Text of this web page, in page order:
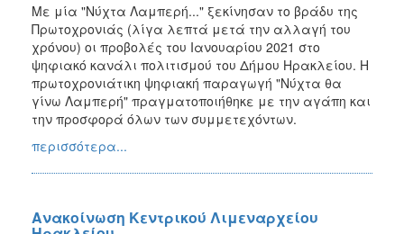
Με μία "Νύχτα Λαμπερή..." ξεκίνησαν το βράδυ της
Πρωτοχρονιάς (λίγα λεπτά μετά την αλλαγή του
χρόνου) οι προβολές του Ιανουαρίου 2021 στο
ψηφιακό κανάλι πολιτισμού του Δήμου Ηρακλείου. Η
πρωτοχρονιάτικη ψηφιακή παραγωγή "Νύχτα θα
γίνω Λαμπερή" πραγματοποιήθηκε με την αγάπη και
την προσφορά όλων των συμμετεχόντων.
περισσότερα...
Ανακοίνωση Κεντρικού Λιμεναρχείου